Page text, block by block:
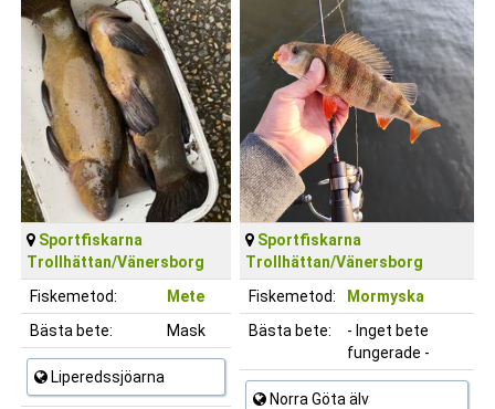
Sportfiskarna
Trollhättan/Vänersborg
Fiskemetod:
Mete
Bästa bete:
Mask
Liperedssjöarna
Sportfiskarna
Trollhättan/Vänersborg
Fiskemetod:
Mormyska
Bästa bete:
- Inget bete
fungerade -
Norra Göta älv